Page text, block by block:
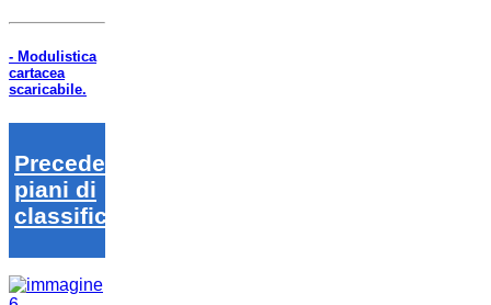
- Modulistica
cartacea
scaricabile.
Precedenti
piani di
classifica